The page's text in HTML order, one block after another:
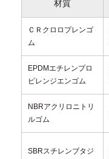
材質
ＣＲクロロプレンゴ
ム
EPDMエチレンプロ
ピレンジエンゴム
NBRアクリロニトリ
ルゴム
SBRスチレンブタジ